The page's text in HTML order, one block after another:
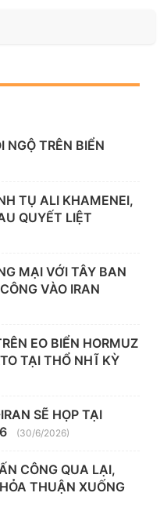
TRÊN BIỂN
TỤ ALI KHAMENEI,
QUYẾT LIỆT
MẠI VỚI TÂY BAN
VÀO IRAN
EO BIỂN HORMUZ
TẠI THỔ NHĨ KỲ
SẼ HỌP TẠI
(30/6/2026)
CÔNG QUA LẠI,
THUẬN XUỐNG